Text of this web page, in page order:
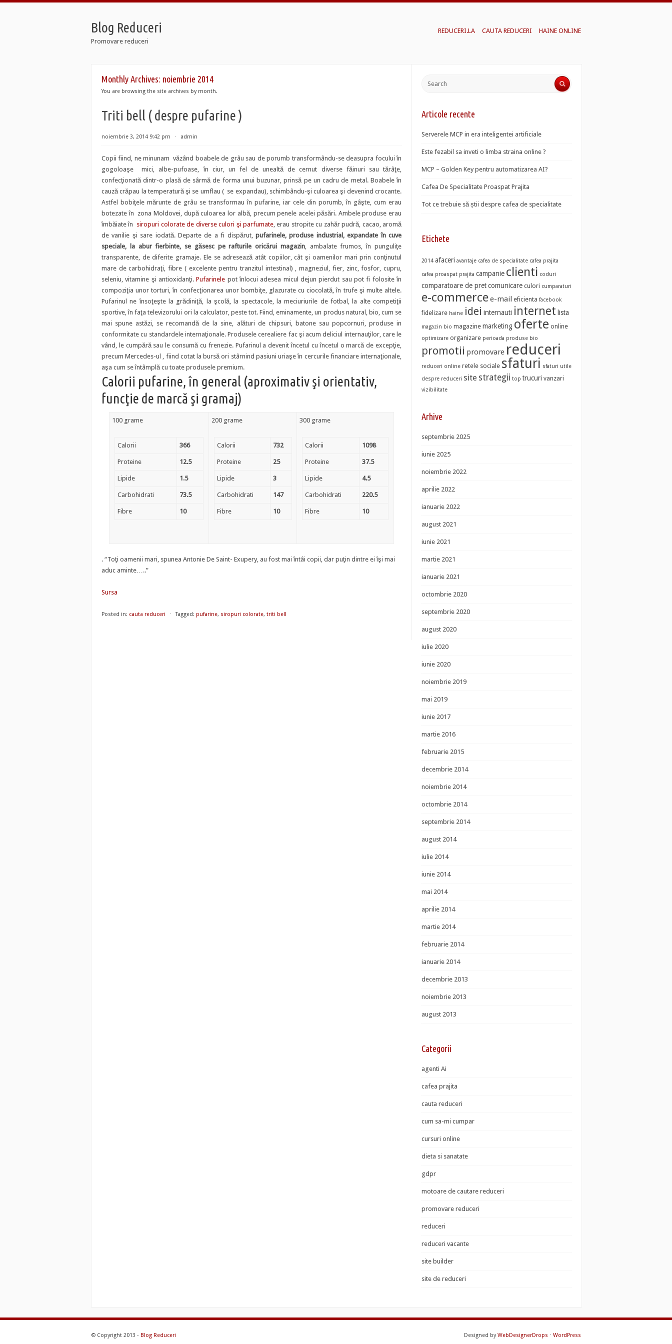
Blog Reduceri
Promovare reduceri
REDUCERI.LA CAUTA REDUCERI HAINE ONLINE
Monthly Archives: noiembrie 2014
You are browsing the site archives by month.
Triti bell ( despre pufarine )
noiembrie 3, 2014 9:42 pm ⋅ admin
Copii fiind, ne minunam văzând boabele de grâu sau de porumb transformându-se deasupra focului în
gogoloaşe mici, albe-pufoase, în ciur, un fel de unealtă de cernut diverse făinuri sau tărâţe,
confecţionată dintr-o plasă de sârmă de forma unui buzunar, prinsă pe un cadru de metal. Boabele în
cauză crăpau la temperatură şi se umflau ( se expandau), schimbându-şi culoarea şi devenind crocante.
Astfel bobiţele mărunte de grâu se transformau în pufarine, iar cele din porumb, în gâşte, cum erau
botezate în zona Moldovei, după culoarea lor albă, precum penele acelei păsări. Ambele produse erau
îmbăiate în siropuri colorate de diverse culori şi parfumate, erau stropite cu zahăr pudră, cacao, aromă
de vanilie şi sare iodată. Departe de a fi dispărut,pufarinele, produse industrial, expandate în cuve
speciale, la abur fierbinte, se găsesc pe rafturile oricărui magazin, ambalate frumos, în punguliţe
transparente, de diferite gramaje. Ele se adresează atât copiilor, cât şi oamenilor mari prin conţinutul
mare de carbohidraţi, fibre ( excelente pentru tranzitul intestinal) , magneziul, fier, zinc, fosfor, cupru,
seleniu, vitamine şi antioxidanţi.Pufarinele pot înlocui adesea micul dejun pierdut sau pot fi folosite în
compoziţia unor torturi, în confecţionarea unor bombiţe, glazurate cu ciocolată, în trufe şi multe altele.
Pufarinul ne însoţeşte la grădiniţă, la şcolă, la spectacole, la meciuriurile de fotbal, la alte competiţii
sportive, în faţa televizorului ori la calculator, peste tot. Fiind, eminamente, un produs natural, bio, cum se
mai spune astăzi, se recomandă de la sine, alături de chipsuri, batone sau popcornuri, produse in
conformitate cu standardele internaţionale. Produsele cerealiere fac şi acum deliciul internauţilor, care le
vând, le cumpără sau le consumă cu frenezie. Pufarinul a devenit încetul cu încetul o marcă de excepţie,
precum Mercedes-ul , fiind cotat la bursă ori stârnind pasiuni uriaşe în cercurile financiare internaţionale,
aşa cum se întâmplă cu toate produsele premium.
Calorii pufarine, în general (aproximativ şi orientativ,
funcţie de marcă şi gramaj)
100 grame
Calorii 366
Proteine 12.5
Lipide 1.5
Carbohidrati 73.5
Fibre 10
200 grame
Calorii 732
Proteine 25
Lipide 3
Carbohidrati 147
Fibre 10
300 grame
Calorii 1098
Proteine 37.5
Lipide 4.5
Carbohidrati 220.5
Fibre 10
. “Toţi oamenii mari, spunea Antonie De Saint- Exupery, au fost mai întâi copii, dar puţin dintre ei îşi mai
aduc aminte…..”
Sursa
Posted in: cauta reduceri ⋅ Tagged: pufarine, siropuri colorate, triti bell
Articole recente
Serverele MCP in era inteligentei artificiale
Este fezabil sa inveti o limba straina online ?
MCP – Golden Key pentru automatizarea AI?
Cafea De Specialitate Proaspat Prajita
Tot ce trebuie să știi despre cafea de specialitate
Etichete
2014 afaceri avantaje cafea de specialitate cafea prajita
cafea proaspat prajita campanie clienti coduri
comparatoare de pretcomunicare culori cumparaturi
e-commercee-mail eficienta facebook
fidelizare haine idei internauti internet lista
magazin bio magazine marketing oferte online
optimizare organizare perioada produse bio
promotii promovare reduceri
reduceri online retele sociale sfaturi sfaturi utile
despre reduceri site strategii top trucuri vanzari
vizibilitate
Arhive
septembrie 2025
iunie 2025
noiembrie 2022
aprilie 2022
ianuarie 2022
august 2021
iunie 2021
martie 2021
ianuarie 2021
octombrie 2020
septembrie 2020
august 2020
iulie 2020
iunie 2020
noiembrie 2019
mai 2019
iunie 2017
martie 2016
februarie 2015
decembrie 2014
noiembrie 2014
octombrie 2014
septembrie 2014
august 2014
iulie 2014
iunie 2014
mai 2014
aprilie 2014
martie 2014
februarie 2014
ianuarie 2014
decembrie 2013
noiembrie 2013
august 2013
Categorii
agenti Ai
cafea prajita
cauta reduceri
cum sa-mi cumpar
cursuri online
dieta si sanatate
gdpr
motoare de cautare reduceri
promovare reduceri
reduceri
reduceri vacante
site builder
site de reduceri
© Copyright 2013 - Blog Reduceri Designed byWebDesignerDrops ⋅ WordPress